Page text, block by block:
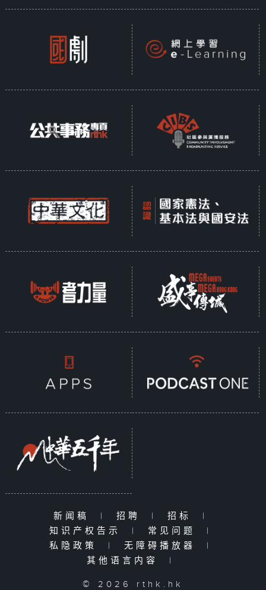
新闻稿 | 招聘 | 招标
|
知识产权告示
| 常见问题
|
私隐政策
| 无障碍播放器
|
其他语言内容
|
© 2026 rthk.hk